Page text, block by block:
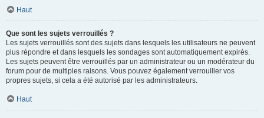
Haut
Que sont les sujets verrouillés ?
Les sujets verrouillés sont des sujets dans lesquels les utilisateurs ne peuvent
plus répondre et dans lesquels les sondages sont automatiquement expirés.
Les sujets peuvent être verrouillés par un administrateur ou un modérateur du
forum pour de multiples raisons. Vous pouvez également verrouiller vos
propres sujets, si cela a été autorisé par les administrateurs.
Haut